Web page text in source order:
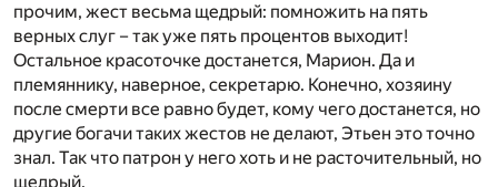
прочим, жест весьма щедрый: помножить на пять
верных слуг – так уже пять процентов выходит!
Остальное красоточке достанется, Марион. Да и
племяннику, наверное, секретарю. Конечно, хозяину
после смерти все равно будет, кому чего достанется, но
другие богачи таких жестов не делают, Этьен это точно
знал. Так что патрон у него хоть и не расточительный, но
щедрый.